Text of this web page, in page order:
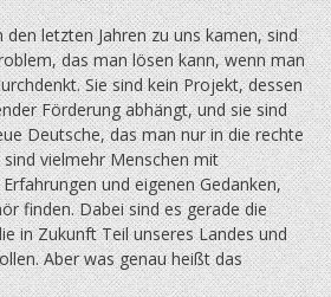
letzten Jahren zu uns kamen, sind
das man lösen kann, wenn man
Sie sind kein Projekt, dessen
Förderung abhängt, und sie sind
Deutsche, das man nur in die rechte
vielmehr Menschen mit
und eigenen Gedanken,
finden. Dabei sind es gerade die
in Zukunft Teil unseres Landes und
Aber was genau heißt das